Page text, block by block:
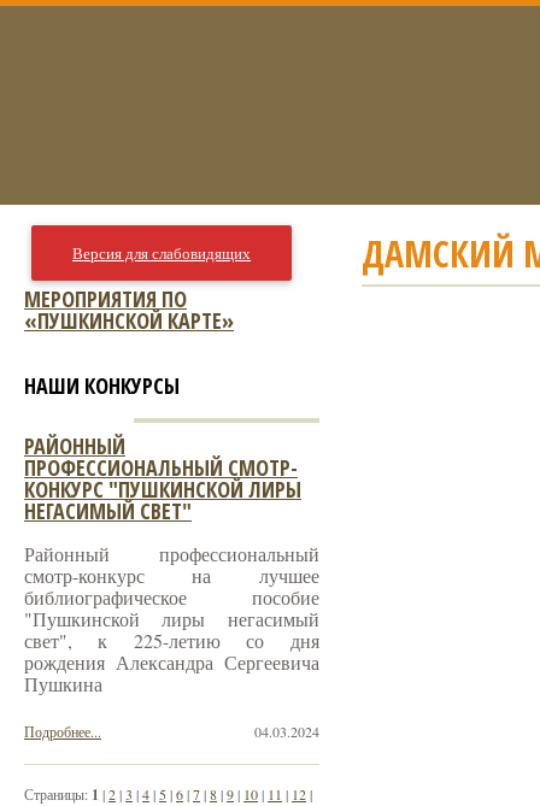
ДАМСКИЙ
Версия для слабовидящих
МЕРОПРИЯТИЯ ПО
«ПУШКИНСКОЙ КАРТЕ»
НАШИ КОНКУРСЫ
РАЙОННЫЙ
ПРОФЕССИОНАЛЬНЫЙ СМОТР-
КОНКУРС "ПУШКИНСКОЙ ЛИРЫ
НЕГАСИМЫЙ СВЕТ"
Районный профессиональный
смотр-конкурс на лучшее
библиографическое пособие
"Пушкинской лиры негасимый
свет", к 225-летию со дня
рождения Александра Сергеевича
Пушкина
04.03.2024
Подробнее...
Страницы: 1 |2|3 |4| 5|6|7|8|9| 10| 11 | 12|